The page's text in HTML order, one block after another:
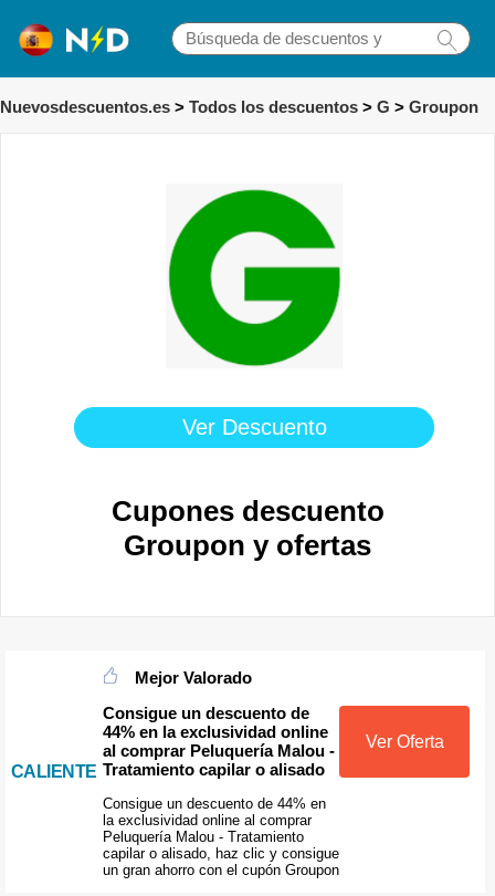
Nuevosdescuentos.es > Todos los descuentos > G > Groupon
Ver Descuento
Cupones descuento
Groupon y ofertas
CALIENTE
Mejor Valorado
Consigue un descuento de
44% en la exclusividad online
al comprar Peluquería Malou -
Tratamiento capilar o alisado
Consigue un descuento de 44% en
la exclusividad online al comprar
Peluquería Malou - Tratamiento
capilar o alisado, haz clic y consigue
un gran ahorro con el cupón Groupon
Ver Oferta